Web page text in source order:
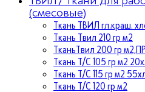
(смесовые)
Ткань ТВИЛ гл.краш.
Ткань Твил 210 гр м2
ТканьТвил 200 гр
Ткань Т/C 105 гр м2
Ткань Т/C 115 гр м2
Ткань Т/C 120 гр м2